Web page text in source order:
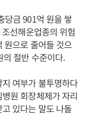
당금 901억 원을 쌓
선해운업종의 위험
원으로 줄어들 것으
절반 수준이다.
여부가 불투명하다
원 회장체제가 자리
있다는 말도 나돌